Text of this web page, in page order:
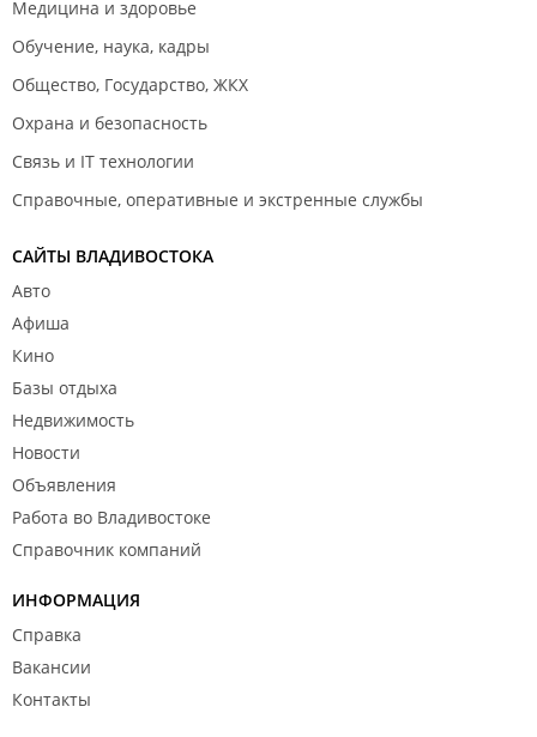
Медицина и здоровье
Обучение, наука, кадры
Общество, Государство, ЖКХ
Охрана и безопасность
Связь и IT технологии
Справочные, оперативные и экстренные службы
САЙТЫ ВЛАДИВОСТОКА
Авто
Афиша
Кино
Базы отдыха
Недвижимость
Новости
Объявления
Работа во Владивостоке
Справочник компаний
ИНФОРМАЦИЯ
Справка
Вакансии
Контакты